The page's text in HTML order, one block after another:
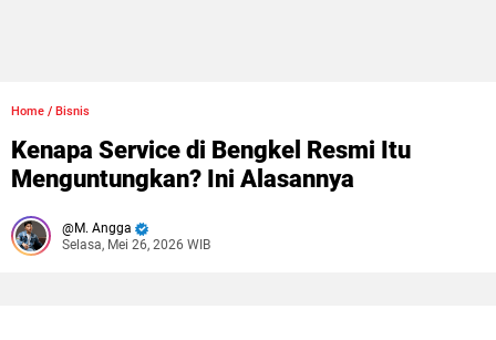
Home / Bisnis
Kenapa Service di Bengkel Resmi Itu
Menguntungkan? Ini Alasannya
M. Angga
Selasa, Mei 26, 2026 WIB